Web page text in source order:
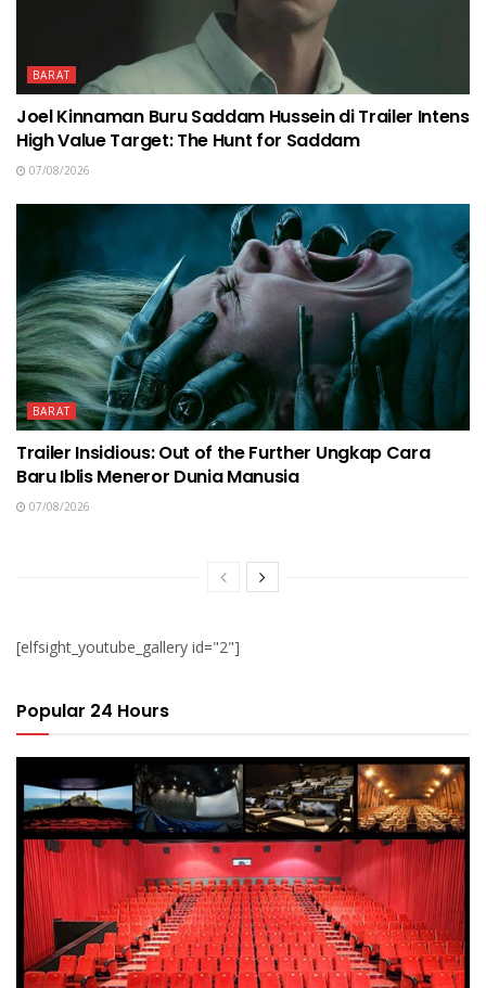
BARAT
Joel Kinnaman Buru Saddam Hussein di Trailer Intens
High Value Target: The Hunt for Saddam
07/08/2026
BARAT
Trailer Insidious: Out of the Further Ungkap Cara
Baru Iblis Meneror Dunia Manusia
07/08/2026
[elfsight_youtube_gallery id="2"]
Popular 24 Hours